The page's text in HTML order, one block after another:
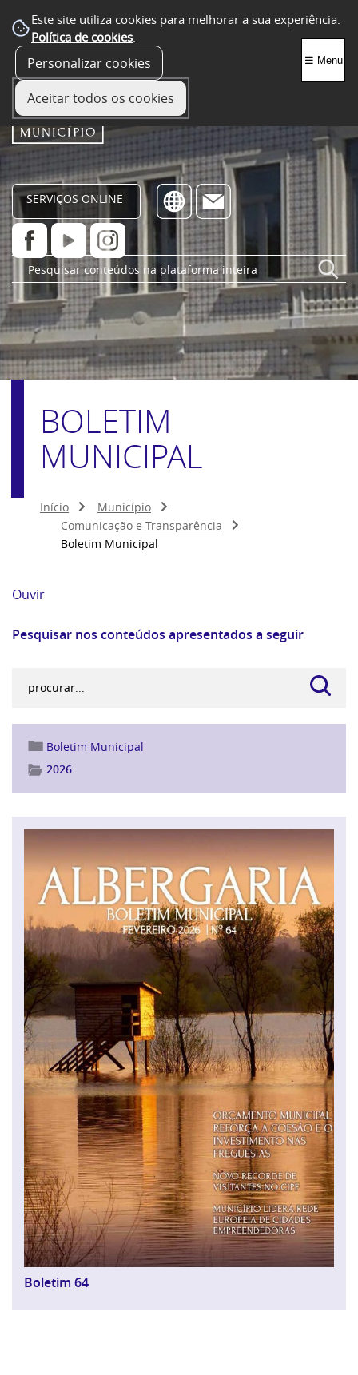
Este site utiliza cookies para melhorar a sua experiência.
Política de cookies.
Personalizar cookies
Aceitar todos os cookies
SERVIÇOS ONLINE
☰ Menu
BOLETIM
MUNICIPAL
Início
Município
Comunicação e Transparência
Boletim Municipal
Ouvir
Pesquisar nos conteúdos apresentados a seguir
Boletim Municipal
2026
Boletim 64